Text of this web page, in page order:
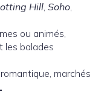
Hill, Soho,
ou animés,
les balades
marchés